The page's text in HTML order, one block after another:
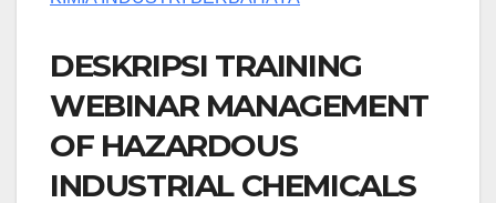
DESKRIPSI TRAINING
WEBINAR MANAGEMENT
OF HAZARDOUS
INDUSTRIAL CHEMICALS